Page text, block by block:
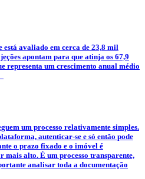
está avaliado em cerca de 23,8 mil
apontam para que atinja os 67,9
representa um crescimento anual médio
um processo relativamente simples.
autenticar-se e só então pode
o prazo fixado e o imóvel é
mais alto. É um processo transparente,
analisar toda a documentação